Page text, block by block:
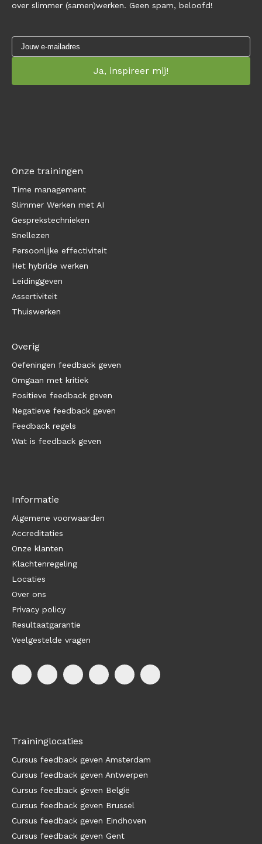
over slimmer (samen)werken. Geen spam, beloofd!
Onze trainingen
Time management
Slimmer Werken met AI
Gesprekstechnieken
Snellezen
Persoonlijke effectiviteit
Het hybride werken
Leidinggeven
Assertiviteit
Thuiswerken
Overig
Oefeningen feedback geven
Omgaan met kritiek
Positieve feedback geven
Negatieve feedback geven
Feedback regels
Wat is feedback geven
Informatie
Algemene voorwaarden
Accreditaties
Onze klanten
Klachtenregeling
Locaties
Over ons
Privacy policy
Resultaatgarantie
Veelgestelde vragen
Traininglocaties
Cursus feedback geven Amsterdam
Cursus feedback geven Antwerpen
Cursus feedback geven België
Cursus feedback geven Brussel
Cursus feedback geven Eindhoven
Cursus feedback geven Gent